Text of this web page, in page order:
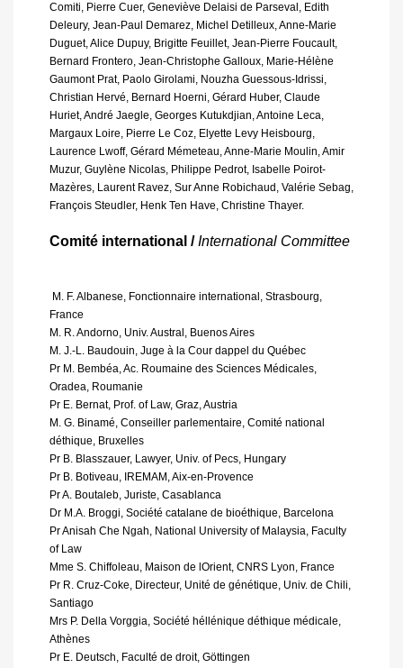
Comiti, Pierre Cuer, Geneviève Delaisi de Parseval, Edith
Deleury, Jean-Paul Demarez, Michel Detilleux, Anne-Marie
Duguet, Alice Dupuy, Brigitte Feuillet, Jean-Pierre Foucault,
Bernard Frontero, Jean-Christophe Galloux, Marie-Hélène
Gaumont Prat, Paolo Girolami, Nouzha Guessous-Idrissi,
Christian Hervé, Bernard Hoerni, Gérard Huber, Claude
Huriet, André Jaegle, Georges Kutukdjian, Antoine Leca,
Margaux Loire, Pierre Le Coz, Elyette Levy Heisbourg,
Laurence Lwoff, Gérard Mémeteau, Anne-Marie Moulin, Amir
Muzur, Guylène Nicolas, Philippe Pedrot, Isabelle Poirot-
Mazères, Laurent Ravez, Sur Anne Robichaud, Valérie Sebag,
François Steudler, Henk Ten Have, Christine Thayer.
Comité international /International Committee
 M. F. Albanese, Fonctionnaire international, Strasbourg,
France
M. R. Andorno, Univ. Austral, Buenos Aires
M. J.-L. Baudouin, Juge à la Cour dappel du Québec
Pr M. Bembéa, Ac. Roumaine des Sciences Médicales,
Oradea, Roumanie
Pr E. Bernat, Prof. of Law, Graz, Austria
M. G. Binamé, Conseiller parlementaire, Comité national
déthique, Bruxelles
Pr B. Blasszauer, Lawyer, Univ. of Pecs, Hungary
Pr B. Botiveau, IREMAM, Aix-en-Provence
Pr A. Boutaleb, Juriste, Casablanca
Dr M.A. Broggi, Société catalane de bioéthique, Barcelona
Pr Anisah Che Ngah, National University of Malaysia, Faculty
of Law
Mme S. Chiffoleau, Maison de lOrient, CNRS Lyon, France
Pr R. Cruz-Coke, Directeur, Unité de génétique, Univ. de Chili,
Santiago
Mrs P. Della Vorggia, Société héllénique déthique médicale,
Athènes
Pr E. Deutsch, Faculté de droit, Göttingen